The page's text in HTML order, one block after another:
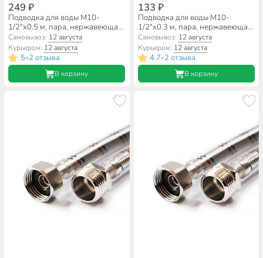
249 ₽
Подводка для воды М10-
1/2"х0.5 м, пара, нержавеющая
сталь, Valfex
Самовывоз: 12 августа
Курьером: 12 августа
5•2 отзыва
В корзину
133 ₽
Подводка для воды М10-
1/2"х0.3 м, пара, нержавеющая
сталь, Valfex
Самовывоз: 12 августа
Курьером: 12 августа
4.7•2 отзыва
В корзину